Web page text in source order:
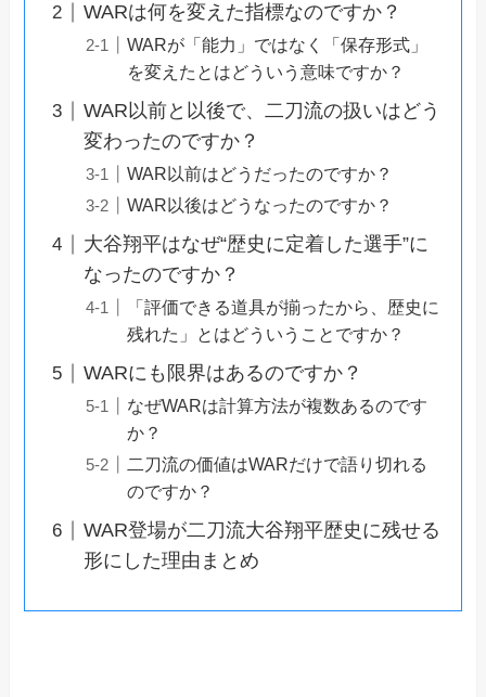
WARは何を変えた指標なのですか？
WARが「能力」ではなく「保存形式」
を変えたとはどういう意味ですか？
WAR以前と以後で、二刀流の扱いはどう
変わったのですか？
WAR以前はどうだったのですか？
WAR以後はどうなったのですか？
大谷翔平はなぜ“歴史に定着した選手”に
なったのですか？
「評価できる道具が揃ったから、歴史に
残れた」とはどういうことですか？
WARにも限界はあるのですか？
なぜWARは計算方法が複数あるのです
か？
二刀流の価値はWARだけで語り切れる
のですか？
WAR登場が二刀流大谷翔平歴史に残せる
形にした理由まとめ